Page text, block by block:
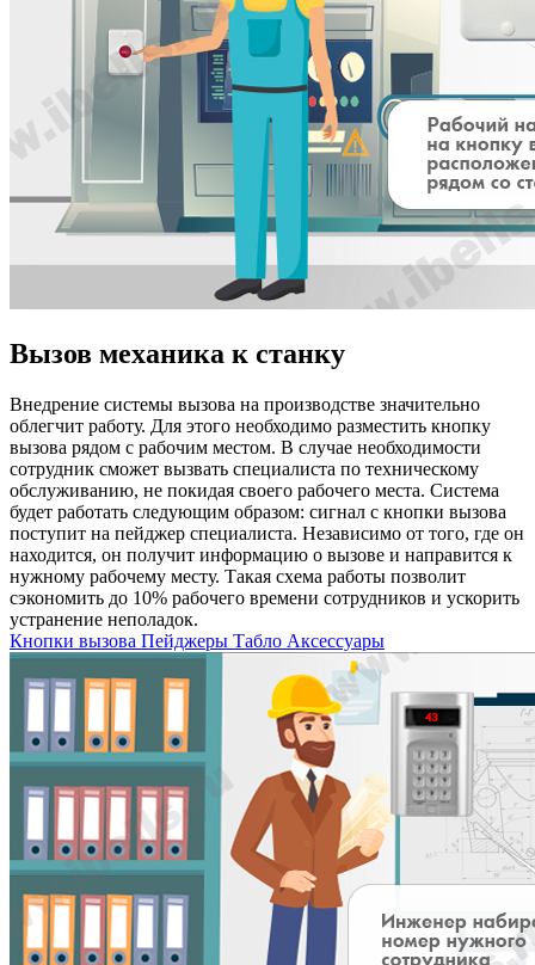
Вызов механика к станку
Внедрение системы вызова на производстве значительно
облегчит работу. Для этого необходимо разместить кнопку
вызова рядом с рабочим местом. В случае необходимости
сотрудник сможет вызвать специалиста по техническому
обслуживанию, не покидая своего рабочего места. Система
будет работать следующим образом: сигнал с кнопки вызова
поступит на пейджер специалиста. Независимо от того, где он
находится, он получит информацию о вызове и направится к
нужному рабочему месту. Такая схема работы позволит
сэкономить до 10% рабочего времени сотрудников и ускорить
устранение неполадок.
Кнопки вызова Пейджеры Табло Аксессуары